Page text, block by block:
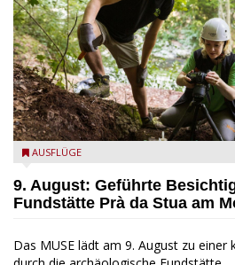
die archäologische Fundstätte Riparo
AUSFLÜGE
9. August: Geführte
Fundstätte Prà da Stua am
Das MUSE lädt am 9. August zu einer